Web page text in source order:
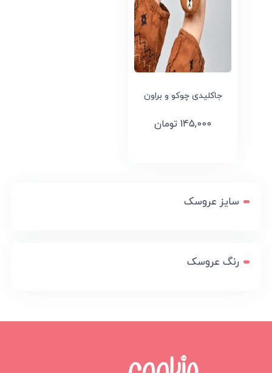
جاکلیدی چوکو و براون
145,000 تومان
سایز عروسک
رنگ عروسک